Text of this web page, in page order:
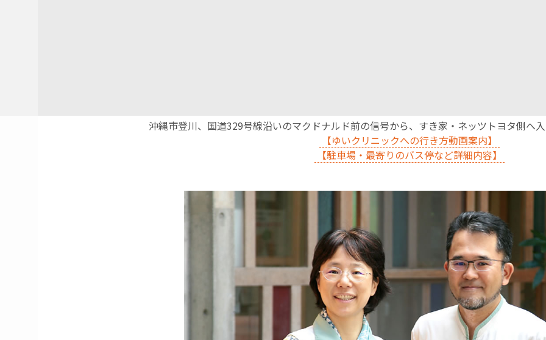
沖縄市登川、国道329号線沿いのマクドナルド前の信号から、すき家・ネッツトヨタ側へ入
【ゆいクリニックへの行き方動画案内】
【駐車場・最寄りのバス停など詳細内容】